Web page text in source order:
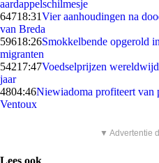
aardappelschilmesje
64718:31Vier aanhoudingen na
van Breda
59618:26Smokkelbende opgerold
migranten
54217:47Voedselprijzen
jaar
4804:46Niewiadoma profiteert van
Ventoux
▼ Advertentie
Lees ook